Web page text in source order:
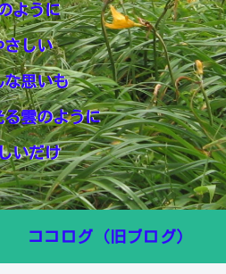
ように
さしい
な思いも
る雲のように
いだけ
ココログ（旧ブログ）